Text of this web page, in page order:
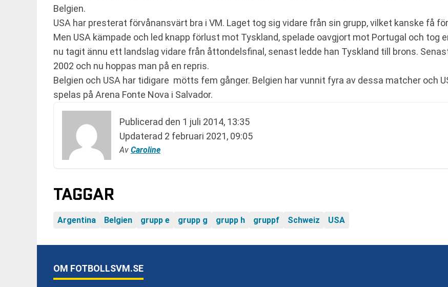
Belgien.
USA har presterat förvånansvärt bra i VM. Laget tog sig vidare från sin grupp, vilket kanske få
Men USA kämpade och led knapp förlust mot Tyskland, spelade oavgjort mot Portugal och tog
nu tagit ännu ett landslag vidare från åttondelsfinal, senast ledde han Tyskland till brons.
2002 och nu hoppas man på en repris.
Belgien och USA har tidigare mötts fem gånger. Belgien har vunnit fyra av dessa matcher och
spelas på Arena Fonte Nova i Salvador.
Publicerad den 1 juli 2014, 13:35
Updaterad 2 februari 2021, 09:05
Av Caroline
TAGGAR
Argentina Belgien grupp e grupp g grupp h gruppf Schweiz USA
OM FOTBOLLSVM.SE